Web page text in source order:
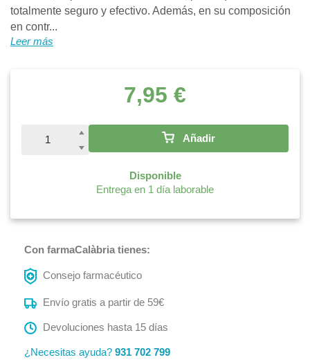
totalmente seguro y efectivo. Además, en su composición
en contr...
Leer más
7,95 €
Añadir
Disponible
Entrega en 1 día laborable
Con farmaCalàbria tienes:
Consejo farmacéutico
Envío gratis a partir de 59€
Devoluciones hasta 15 días
¿Necesitas ayuda? 931 702 799